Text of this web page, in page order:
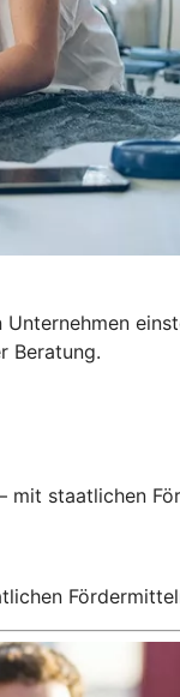
Beratung.
mit staatlichen